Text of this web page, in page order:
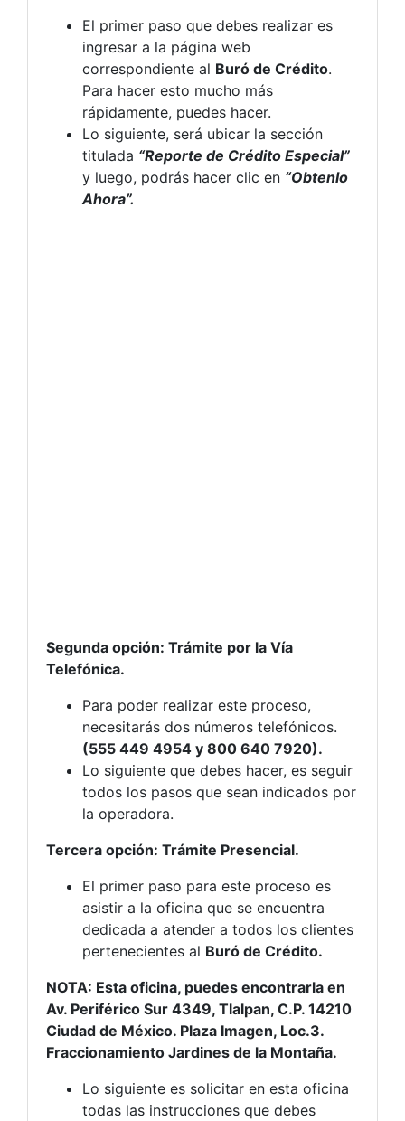
El primer paso que debes realizar es
ingresar a la página web
correspondiente al Buró de Crédito.
Para hacer esto mucho más
rápidamente, puedes hacer.
Lo siguiente, será ubicar la sección
titulada “Reporte de Crédito Especial”
y luego, podrás hacer clic en “Obtenlo
Ahora”.
Segunda opción: Trámite por la Vía
Telefónica.
Para poder realizar este proceso,
necesitarás dos números telefónicos.
(555 449 4954 y 800 640 7920).
Lo siguiente que debes hacer, es seguir
todos los pasos que sean indicados por
la operadora.
Tercera opción: Trámite Presencial.
El primer paso para este proceso es
asistir a la oficina que se encuentra
dedicada a atender a todos los clientes
pertenecientes al Buró de Crédito.
NOTA: Esta oficina, puedes encontrarla en
Av. Periférico Sur 4349, Tlalpan, C.P. 14210
Ciudad de México. Plaza Imagen, Loc.3.
Fraccionamiento Jardines de la Montaña.
Lo siguiente es solicitar en esta oficina
todas las instrucciones que debes